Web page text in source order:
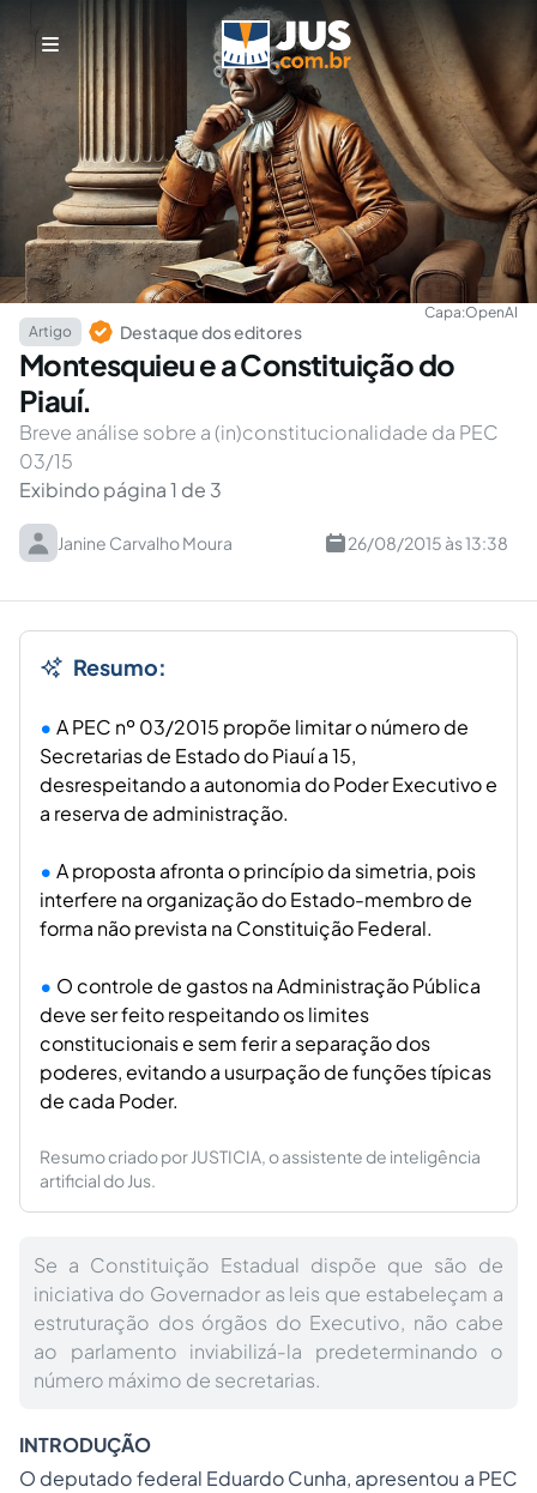
Capa:OpenAI
Artigo
Destaque dos editores
Montesquieu e a Constituição do
Piauí.
Breve análise sobre a (in)constitucionalidade da PEC
03/15
Exibindo página 1 de 3
Janine Carvalho Moura 26/08/2015 às 13:38
Resumo:
A PEC nº 03/2015 propõe limitar o número de
Secretarias de Estado do Piauí a 15,
desrespeitando a autonomia do Poder Executivo e
a reserva de administração.
A proposta afronta o princípio da simetria, pois
interfere na organização do Estado-membro de
forma não prevista na Constituição Federal.
O controle de gastos na Administração Pública
deve ser feito respeitando os limites
constitucionais e sem ferir a separação dos
poderes, evitando a usurpação de funções típicas
de cada Poder.
Resumo criado por JUSTICIA, o assistente de inteligência
artificial do Jus.
Se a Constituição Estadual dispõe que são de
iniciativa do Governador as leis que estabeleçam a
estruturação dos órgãos do Executivo, não cabe
ao parlamento inviabilizá-la predeterminando o
número máximo de secretarias.
INTRODUÇÃO
O deputado federal Eduardo Cunha, apresentou a PEC